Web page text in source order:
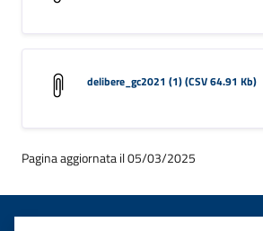
delibere_gc2021 (1) (CSV 64.91 Kb)
Pagina aggiornata il 05/03/2025